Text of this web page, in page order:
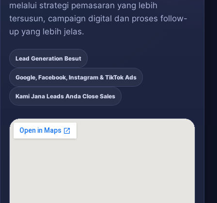
melalui strategi pemasaran yang lebih
tersusun, campaign digital dan proses follow-
up yang lebih jelas.
Lead Generation Besut
Google, Facebook, Instagram & TikTok Ads
Kami Jana Leads Anda Close Sales